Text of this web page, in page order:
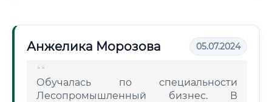
Анжелика Морозова 05.07.2024
Обучалась по специальности
Лесопромышленный бизнес. В